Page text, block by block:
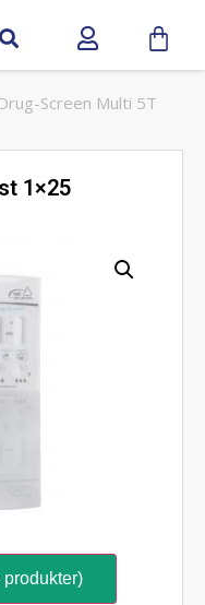
Screen Multi 5T
1×25